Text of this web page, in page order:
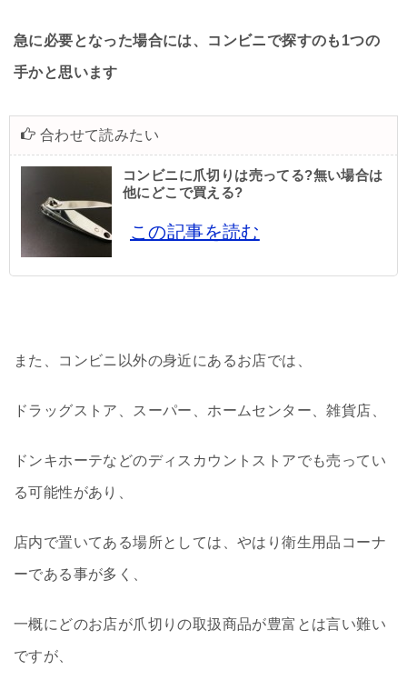
急に必要となった場合には、コンビニで探すのも1つの
手かと思います
合わせて読みたい
コンビニに爪切りは売ってる?無い場合は
他にどこで買える?
この記事を読む
また、コンビニ以外の身近にあるお店では、
ドラッグストア、スーパー、ホームセンター、雑貨店、
ドンキホーテなどのディスカウントストアでも売ってい
る可能性があり、
店内で置いてある場所としては、やはり衛生用品コーナ
ーである事が多く、
一概にどのお店が爪切りの取扱商品が豊富とは言い難い
ですが、